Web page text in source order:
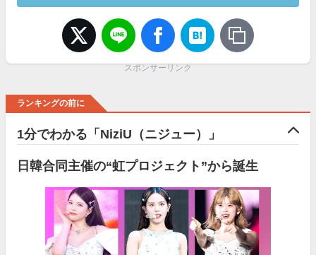
スポンサーリンク
ランキングの前に
1分でわかる「NiziU（ニジュー）」
日韓合同主催の“虹プロジェクト”から誕生